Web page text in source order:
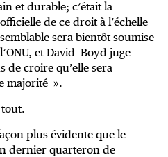
et durable; c’était la
de ce droit à l’échelle
sera bientôt soumise
et David Boyd juge
de croire qu’elle sera
majorité ».
tout.
plus évidente que le
dernier quarteron de